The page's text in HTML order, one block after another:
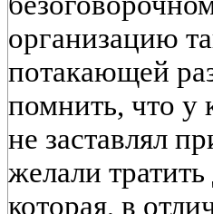
организацию
потакающей
помнить, что у
не заставлял
желали
которая, в